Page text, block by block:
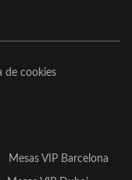
de cookies
Mesas VIP Barcelona